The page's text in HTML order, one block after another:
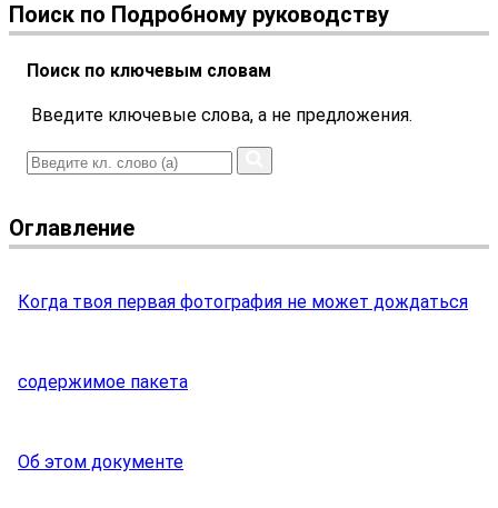
Поиск по Подробному руководству
Поиск по ключевым словам
Введите ключевые слова, а не предложения.
Оглавление
Когда твоя первая фотография не может дождаться
содержимое пакета
Об этом документе